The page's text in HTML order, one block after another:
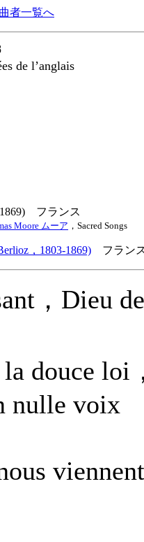
者一覧へ
de l’anglais
1869) フランス
Moore ムーア ，Sacred Songs
，1803-1869) フラン
，Dieu de
douce loi
nulle voix
viennent